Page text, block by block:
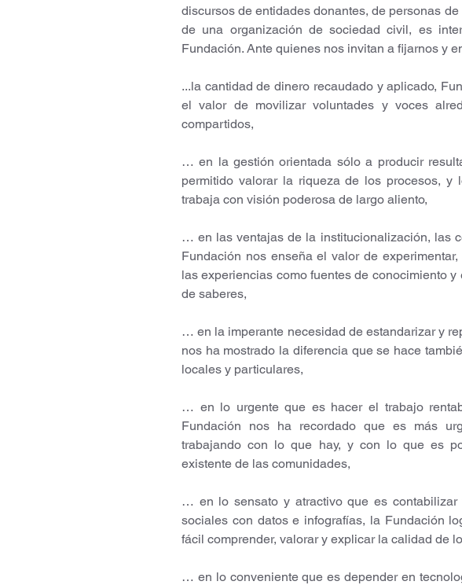
discursos de entidades donantes, de personas
de una organización de sociedad civil, es
Fundación. Ante quienes nos invitan a fijarnos y
...la cantidad de dinero recaudado y aplicado,
el valor de movilizar voluntades y voces
compartidos,
… en la gestión orientada sólo a producir
permitido valorar la riqueza de los procesos, y
trabaja con visión poderosa de largo aliento,
… en las ventajas de la institucionalización, las
Fundación nos enseña el valor de
las experiencias como fuentes de conocimiento
de saberes,
… en la imperante necesidad de estandarizar y
nos ha mostrado la diferencia que se hace
locales y particulares,
… en lo urgente que es hacer el trabajo
Fundación nos ha recordado que es más
trabajando con lo que hay, y con lo que es
existente de las comunidades,
… en lo sensato y atractivo que es
sociales con datos e infografías, la Fundación
fácil comprender, valorar y explicar la calidad de
… en lo conveniente que es depender en